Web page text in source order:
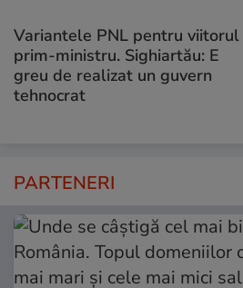
Variantele PNL pentru viitorul
prim-ministru. Sighiartău: E
greu de realizat un guvern
tehnocrat
PARTENERI